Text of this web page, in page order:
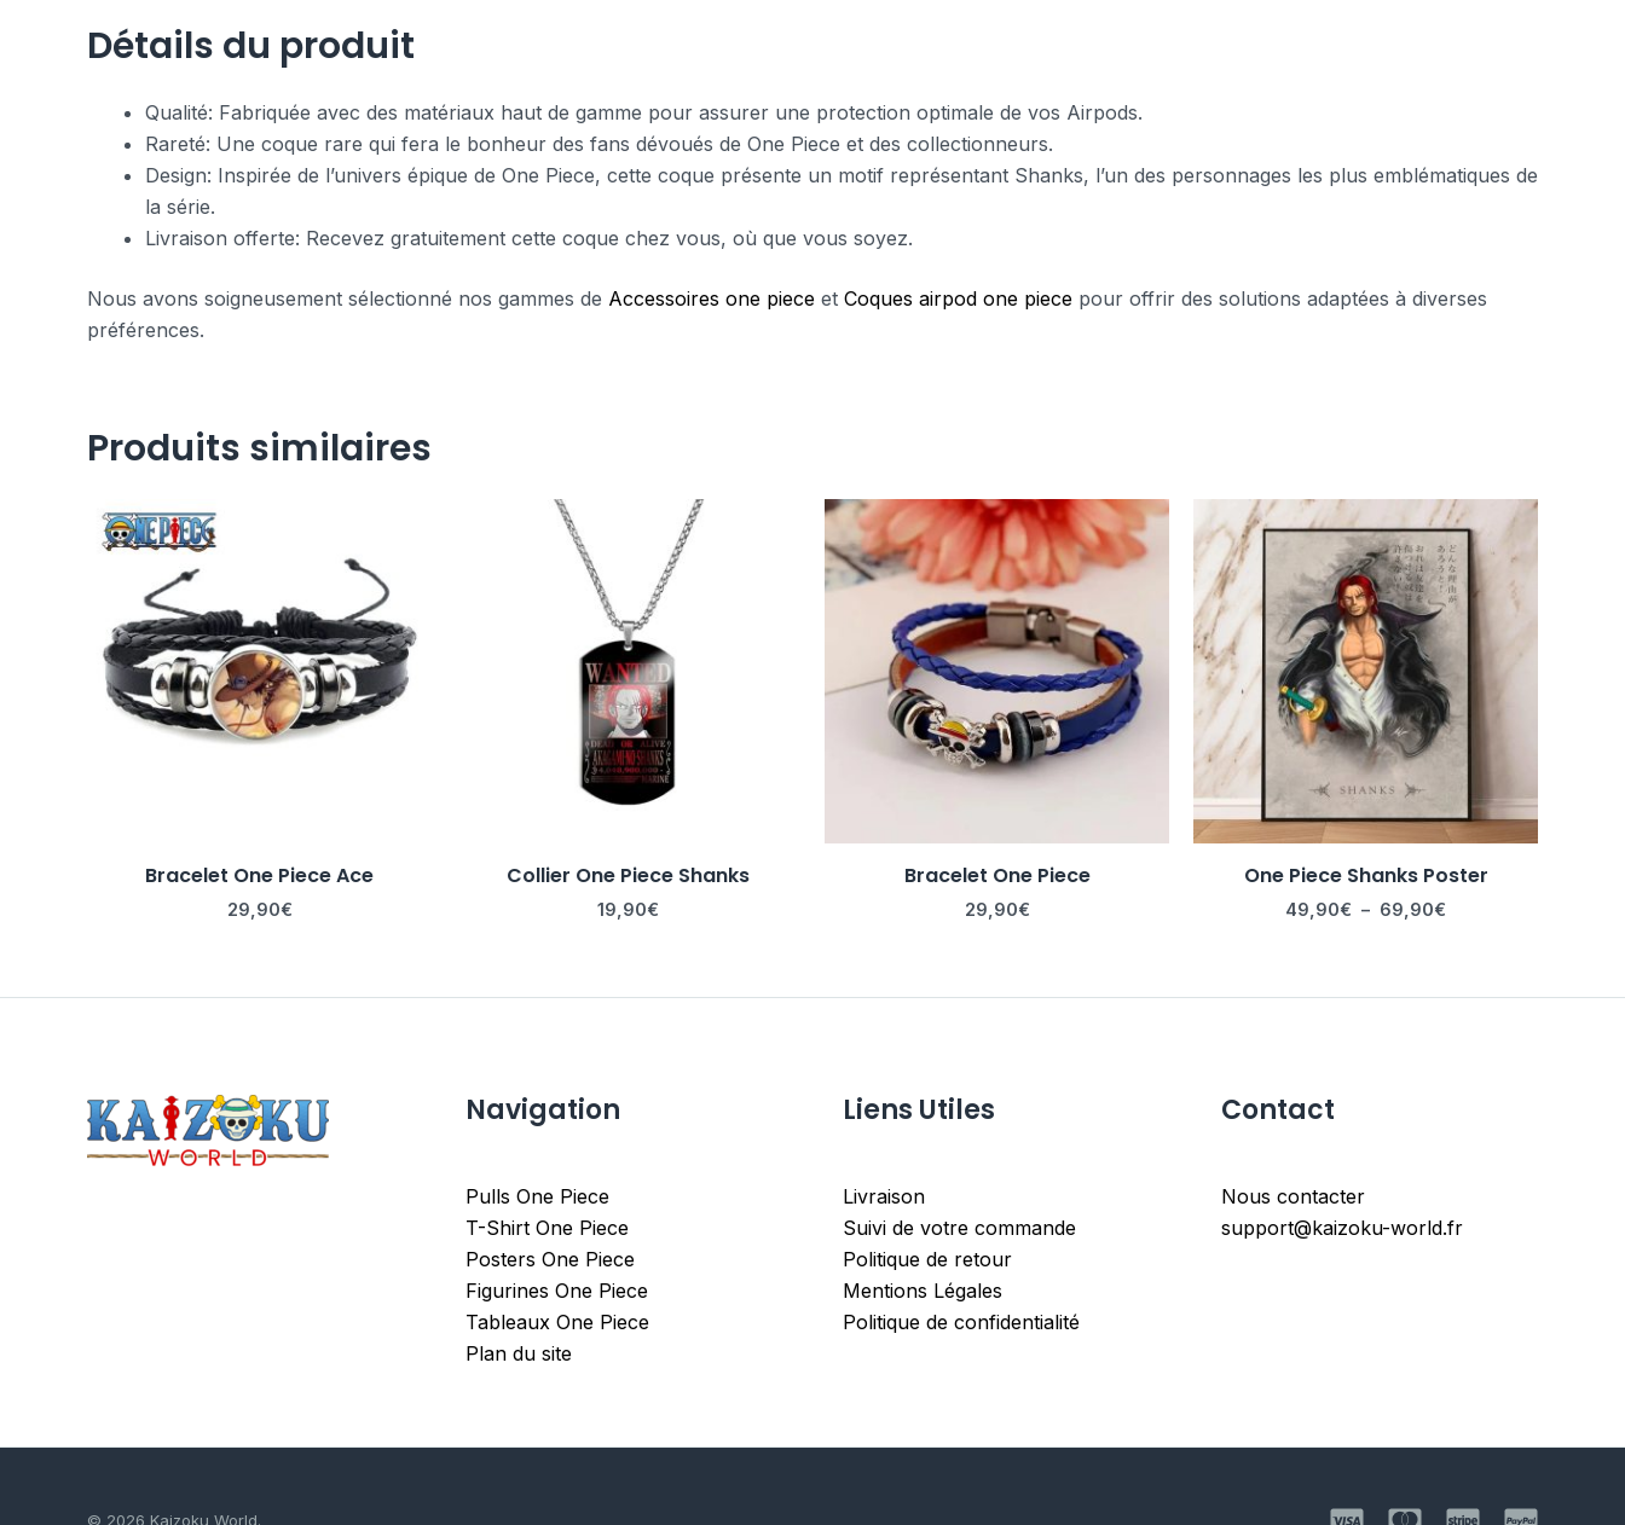
Détails du produit
Qualité: Fabriquée avec des matériaux haut de gamme pour assurer une protection optimale de vos Airpods.
Rareté: Une coque rare qui fera le bonheur des fans dévoués de One Piece et des collectionneurs.
Design: Inspirée de l’univers épique de One Piece, cette coque présente un motif représentant Shanks, l’un des personnages les plus emblématiques de
la série.
Livraison offerte: Recevez gratuitement cette coque chez vous, où que vous soyez.
Nous avons soigneusement sélectionné nos gammes de Accessoires one piece et Coques airpod one piece pour offrir des solutions adaptées à diverses
préférences.
Produits similaires
Bracelet One Piece Ace
29,90€
Collier One Piece Shanks
19,90€
Bracelet One Piece
29,90€
One Piece Shanks Poster
49,90€ – 69,90€
Plage
de
prix :
49,90€
à
69,90€
Navigation
Pulls One Piece
T-Shirt One Piece
Posters One Piece
Figurines One Piece
Tableaux One Piece
Plan du site
Liens Utiles
Livraison
Suivi de votre commande
Politique de retour
Mentions Légales
Politique de confidentialité
Contact
Nous contacter
support@kaizoku-world.fr
© 2026 Kaizoku World.